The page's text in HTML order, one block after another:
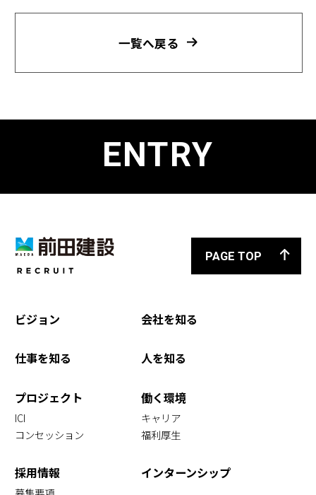
一覧へ戻る
ENTRY
ビジョン 会社を知る
仕事を知る 人を知る
プロジェクト
ICI
コンセッション
働く環境
キャリア
福利厚生
採用情報 インターンシップ
PAGE TOP